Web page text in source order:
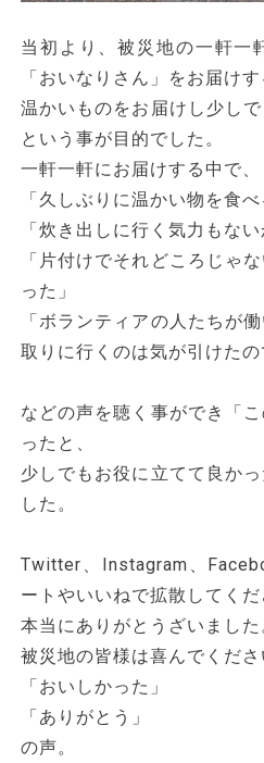
当初より、被災地の一軒一
「おいなりさん」をお届けす
温かいものをお届けし少し
という事が目的でした。
一軒一軒にお届けする中で、
「久しぶりに温かい物を食
「炊き出しに行く気力もない
「片付けでそれどころじゃ
った」
「ボランティアの人たちが
取りに行くのは気が引けたの
などの声を聴く事ができ「
ったと、
少しでもお役に立てて良か
した。
Twitter、Instagram、
ートやいいねで拡散してくだ
本当にありがとうざいました
被災地の皆様は喜んでくださ
「おいしかった」
「ありがとう」
の声。